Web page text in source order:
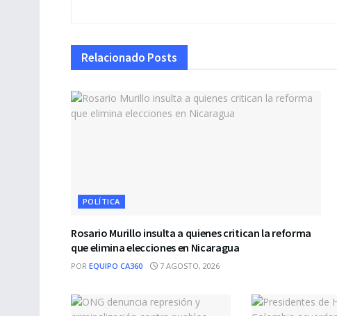
Relacionado Posts
POLÍTICA
Rosario Murillo insulta a quienes critican la reforma
que elimina elecciones en Nicaragua
POR EQUIPO CA360 7 AGOSTO, 2026